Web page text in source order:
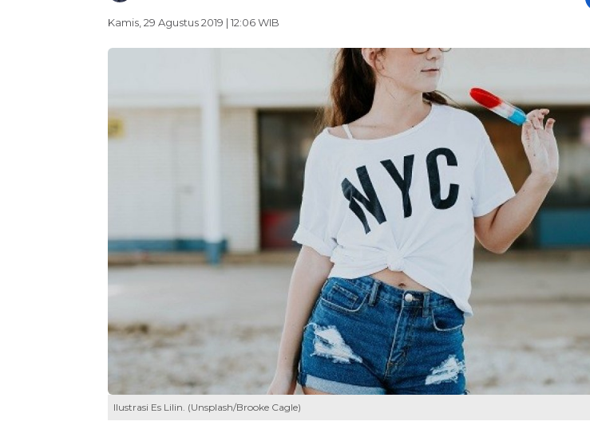
Kamis, 29 Agustus 2019 | 12:06 WIB
Ilustrasi Es Lilin. (Unsplash/Brooke Cagle)